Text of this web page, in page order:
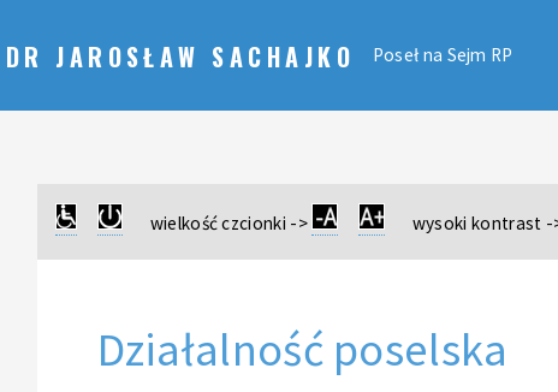
DR JAROSŁAW SACHAJKO Poseł na Sejm RP
wielkość czcionki -> wysoki kontrast -
Działalność poselska